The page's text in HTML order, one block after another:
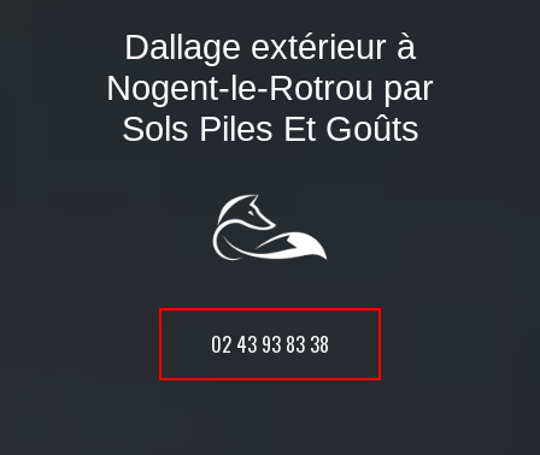
Dallage extérieur à
Nogent-le-Rotrou par
Sols Piles Et Goûts
02 43 93 83 38